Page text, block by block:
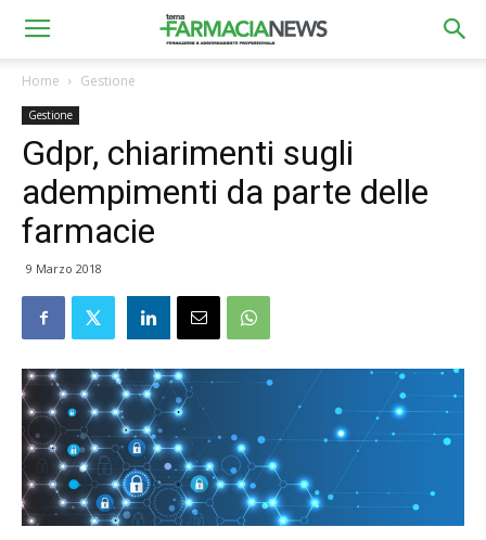
Home Gestione
Gestione
Gdpr, chiarimenti sugli
adempimenti da parte delle
farmacie
9 Marzo 2018